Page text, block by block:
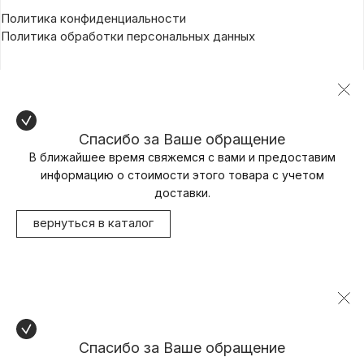
Политика конфиденциальности
Политика обработки персональных данных
Спасибо за Ваше обращение
В ближайшее время свяжемся с вами и предоставим
информацию о стоимости этого товара с учетом
доставки.
вернуться в каталог
Спасибо за Ваше обращение